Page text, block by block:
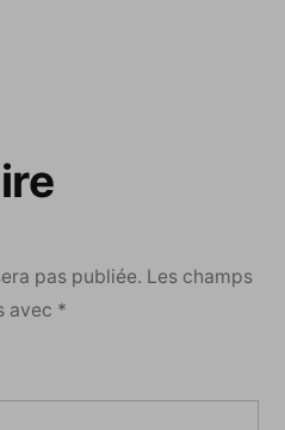
pas publiée. Les champs
avec *